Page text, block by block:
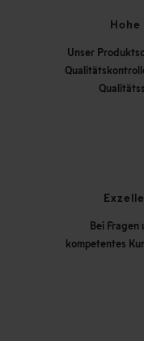
Unser
Bei Fragen
kompetentes